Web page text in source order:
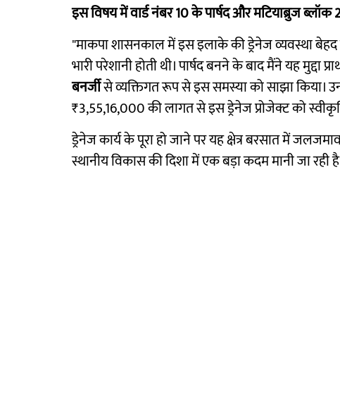
इस विषय में वार्ड नंबर 10 के पार्षद और मटियाब्रुज
"माकपा शासनकाल में इस इलाके की ड्रेनेज व्यवस्था
भारी परेशानी होती थी। पार्षद बनने के बाद मैंने यह मुद्दा
बनर्जीसे व्यक्तिगत रूप से इस समस्या को साझा किया।
₹3,55,16,000 की लागत से इस ड्रेनेज प्रोजेक्ट को
ड्रेनेज कार्य के पूरा हो जाने पर यह क्षेत्र बरसात में
स्थानीय विकास की दिशा में एक बड़ा कदम मानी जा रही